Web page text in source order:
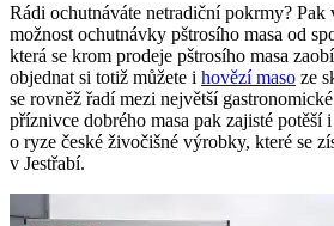
Rádi ochutnáváte netradiční pokrmy? Pak
možnost ochutnávky pštrosího masa od
která se krom prodeje pštrosího masa
objednat si totiž můžete i hovězí maso ze
se rovněž řadí mezi největší
příznivce dobrého masa pak zajisté potěší
o ryze české živočišné výrobky, které se
v Jestřabí.